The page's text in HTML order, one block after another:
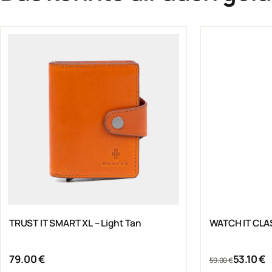
TRUST IT SMART XL – Light Tan
79.00€ 59.00€53.10€
Aktueller
Dieses